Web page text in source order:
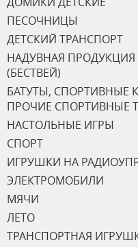
ПЕСОЧНИЦЫ
ДЕТСКИЙ ТРАНСПОРТ
НАДУВНАЯ ПРОДУКЦИЯ
(БЕСТВЕЙ)
БАТУТЫ, СПОРТИВНЫЕ
ПРОЧИЕ СПОРТИВНЫЕ
НАСТОЛЬНЫЕ ИГРЫ
СПОРТ
ИГРУШКИ НА
ЭЛЕКТРОМОБИЛИ
МЯЧИ
ЛЕТО
ТРАНСПОРТНАЯ